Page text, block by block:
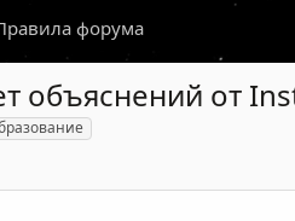
форума
объяснений от